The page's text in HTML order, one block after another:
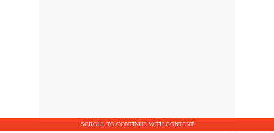
SCROLL TO CONTINUE WITH CONTENT